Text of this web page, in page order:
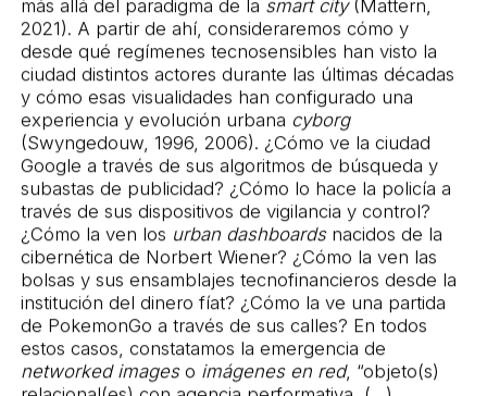
más allá del paradigma de la smart city(Mattern,
2021). A partir de ahí, consideraremos cómo y
desde qué regímenes tecnosensibles han visto la
ciudad distintos actores durante las últimas décadas
y cómo esas visualidades han configurado una
experiencia y evolución urbana cyborg
(Swyngedouw, 1996, 2006). ¿Cómo ve la ciudad
Google a través de sus algoritmos de búsqueda y
subastas de publicidad? ¿Cómo lo hace la policía a
través de sus dispositivos de vigilancia y control?
¿Cómo la ven los urban dashboardsnacidos de la
cibernética de Norbert Wiener? ¿Cómo la ven las
bolsas y sus ensamblajes tecnofinancieros desde la
institución del dinero fíat? ¿Cómo la ve una partida
de PokemonGo a través de sus calles? En todos
estos casos, constatamos la emergencia de
networked imageso imágenes en red, “objeto(s)